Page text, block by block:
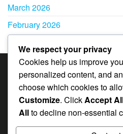
March 2026
February 2026
Bonusuri pentru
Whiteout Survival
Coduri de cadou în
We respect your privacy
Cookies help us improve
personalized content, and
choose which cookies to
Customize. ClickAccept
Allto decline non-essential